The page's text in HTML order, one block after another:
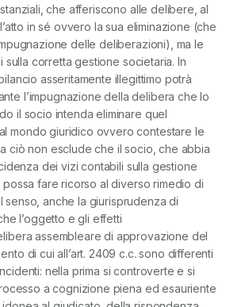
che afferiscono alle delibere, al
in sé ovvero la sua eliminazione (che
delle deliberazioni), ma le
corretta gestione societaria. In
asseritamente illegittimo potrà
l’impugnazione della delibera che lo
il socio intenda eliminare quel
mondo giuridico ovvero contestare le
ciò non esclude che il socio, che abbia
dei vizi contabili sulla gestione
fare ricorso al diverso rimedio di
senso, anche la giurisprudenza di
l’oggetto e gli effetti
assembleare di approvazione del
di cui all’art. 2409 c.c. sono differenti
nella prima si controverte e si
a cognizione piena ed esauriente